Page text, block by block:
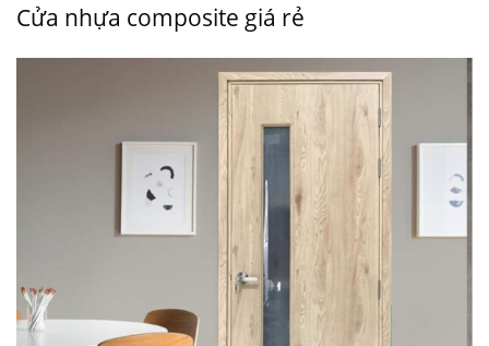
Cửa nhựa composite giá rẻ